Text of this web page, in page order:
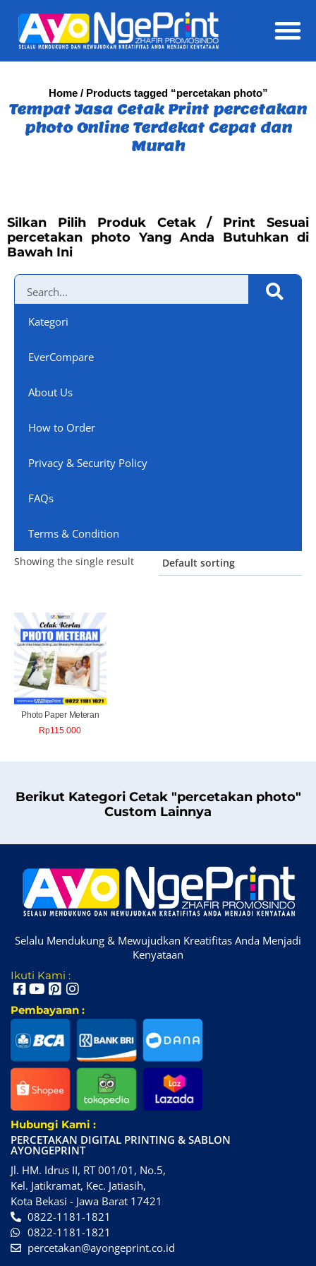
Home/ Products tagged “percetakan photo”
Tempat Jasa Cetak Print percetakan
photo Online Terdekat Cepat dan
Murah
Silkan Pilih Produk Cetak / Print Sesuai
percetakan photo Yang Anda Butuhkan di
Bawah Ini
Kategori
EverCompare
About Us
How to Order
Privacy & Security Policy
FAQs
Terms & Condition
Showing the single result
Photo Paper Meteran
Rp115.000
Berikut Kategori Cetak "percetakan photo"
Custom Lainnya
Selalu Mendukung & Mewujudkan Kreatifitas Anda Menjadi
Kenyataan
Ikuti Kami :
Pembayaran :
Hubungi Kami :
PERCETAKAN DIGITAL PRINTING & SABLON
AYONGEPRINT
Jl. HM. Idrus II, RT 001/01, No.5,
Kel. Jatikramat, Kec. Jatiasih,
Kota Bekasi - Jawa Barat 17421
0822-1181-1821
0822-1181-1821
percetakan@ayongeprint.co.id